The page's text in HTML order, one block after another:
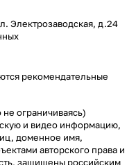
Электрозаводская, д.24
рекомендательные
ограничиваясь)
и видео информацию,
доменное имя,
авторского права и
защищены российским